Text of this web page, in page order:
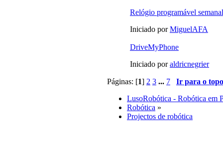
Relógio programável semanal
Iniciado porMiguelAFA
DriveMyPhone
Iniciado poraldricnegrier
Páginas: [1] 2 3 ... 7
Ir para o topo
LusoRobótica - Robótica em
Robótica »
Projectos de robótica